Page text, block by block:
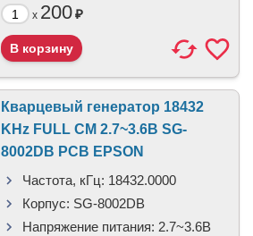
x 200₽
Кварцевый генератор 18432
KHz FULL CM 2.7~3.6В SG-
8002DB PCB EPSON
Частота, кГц: 18432.0000
Корпус: SG-8002DB
Напряжение питания: 2.7~3.6В